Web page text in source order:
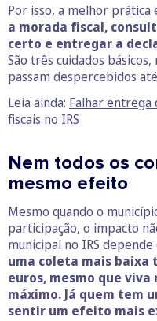
Por isso, a melhor prática
a morada fiscal,
certo e entregar a
São três cuidados
passam despercebidos
Leia ainda: Falhar entrega
fiscais no IRS
Nem todos os
mesmo efeito
Mesmo quando o
participação, o impacto
municipal no IRS
uma coleta mais baixa
euros, mesmo que
máximo. Já quem tem
sentir um efeito mais